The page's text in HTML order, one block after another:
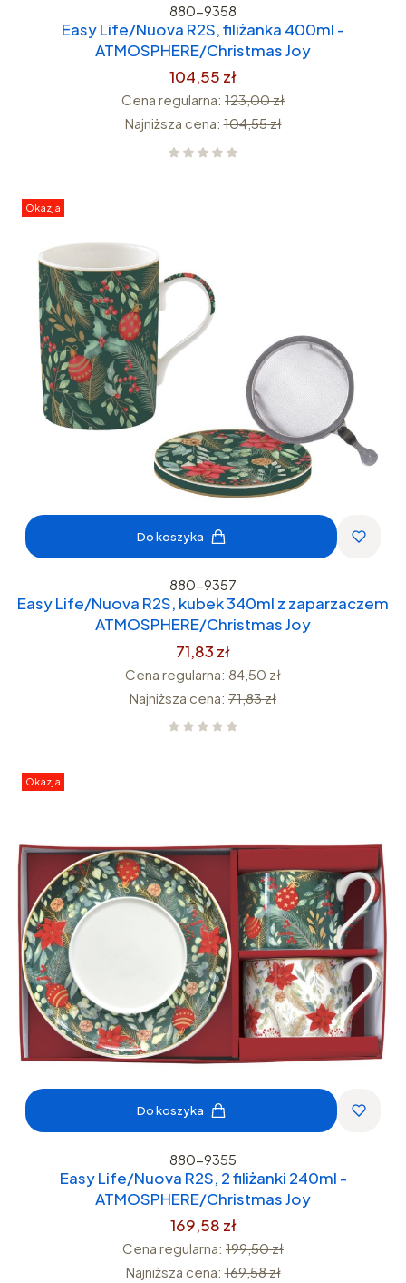
880-9358
Easy Life/Nuova R2S, filiżanka 400ml -
ATMOSPHERE/Christmas Joy
104,55 zł
Cena regularna: 123,00 zł
Najniższa cena: 104,55 zł
Okazja
Do koszyka
880-9357
Easy Life/Nuova R2S, kubek 340ml z zaparzaczem
ATMOSPHERE/Christmas Joy
71,83 zł
Cena regularna: 84,50 zł
Najniższa cena: 71,83 zł
Okazja
Do koszyka
880-9355
Easy Life/Nuova R2S, 2 filiżanki 240ml -
ATMOSPHERE/Christmas Joy
169,58 zł
Cena regularna: 199,50 zł
Najniższa cena: 169,58 zł